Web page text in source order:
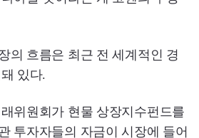
의 흐름은 최근 전 세계적인 경
있다.
위원회가 현물 상장지수펀드를
투자자들의 자금이 시장에 들어